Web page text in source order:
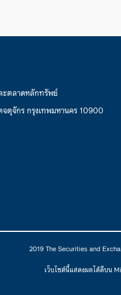
ะตลาดหลักทรัพย์
ตุจักร กรุงเทพมหานคร 10900
2019 The Securities and
เว็บไซต์นี้แสดงผลได้ดีบน